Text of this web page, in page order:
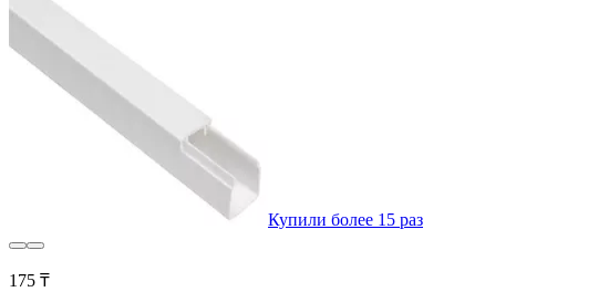
Купили более 15 раз
175 ₸